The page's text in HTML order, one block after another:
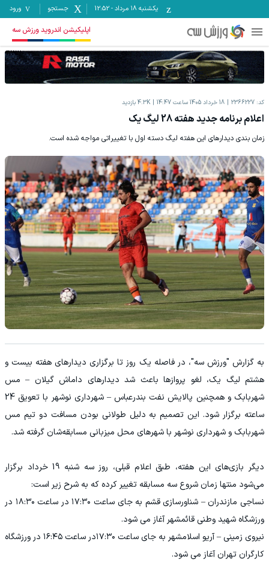
یکشنبه ۱۸ مرداد -
12:52 جستجو ورود
اپلیکیشن اندروید ورزش سه
کد: 2366227 18 خرداد 1405 ساعت 14:47 4.3K بازدید
اعلام برنامه جدید هفته 28 لیگ یک
زمان بندی دیدارهای این هفته لیگ دسته اول با تغییراتی مواجه شده است.
به گزارش "ورزش سه"، در فاصله یک روز تا برگزاری دیدارهای هفته بیست و
هشتم لیگ یک، لغو پروازها باعث شد دیدارهای داماش گیلان – مس
شهربابک و همچنین پالایش نفت بندرعباس – شهرداری نوشهر با تعویق 24
ساعته برگزار شود. این تصمیم به دلیل طولانی بودن مسافت دو تیم مس
شهربابک و شهرداری نوشهر با شهرهای محل میزبانی مسابقه‌شان گرفته شد.
دیگر بازی‌های این هفته، طبق اعلام قبلی، روز سه شنبه 19 خرداد برگزار
می‌شود منتها زمان شروع سه مسابقه تغییر کرده که به شرح زیر است:
نساجی مازندران – شناورسازی قشم به جای ساعت ۱۷:۳۰ در ساعت ۱۸:۳۰ در
ورزشگاه شهید وطنی قائمشهر آغاز می شود.
نیروی زمینی – آریو اسلامشهر به جای ساعت ۱۷:۳۰در ساعت ۱۶:۴۵ در ورزشگاه
کارگران تهران آغاز می شود.